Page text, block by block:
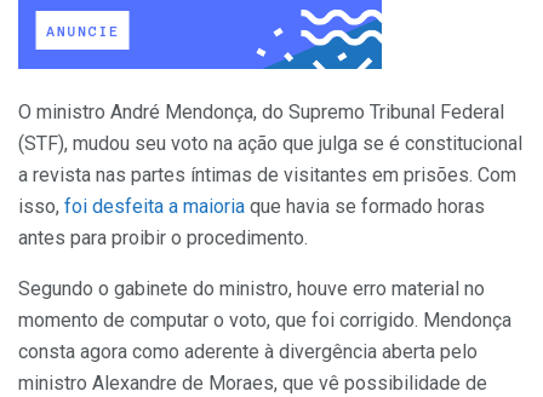
O ministro André Mendonça, do Supremo Tribunal Federal
(STF), mudou seu voto na ação que julga se é constitucional
a revista nas partes íntimas de visitantes em prisões. Com
isso, foi desfeita a maioria que havia se formado horas
antes para proibir o procedimento.
Segundo o gabinete do ministro, houve erro material no
momento de computar o voto, que foi corrigido. Mendonça
consta agora como aderente à divergência aberta pelo
ministro Alexandre de Moraes, que vê possibilidade de